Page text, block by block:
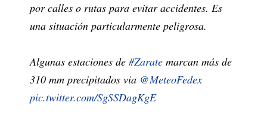
por calles o rutas para evitar accidentes. Es
una situación particularmente peligrosa.
Algunas estaciones de #Zarate marcan más de
310 mm precipitados via @MeteoFedex
pic.twitter.com/SgSSDagKgE